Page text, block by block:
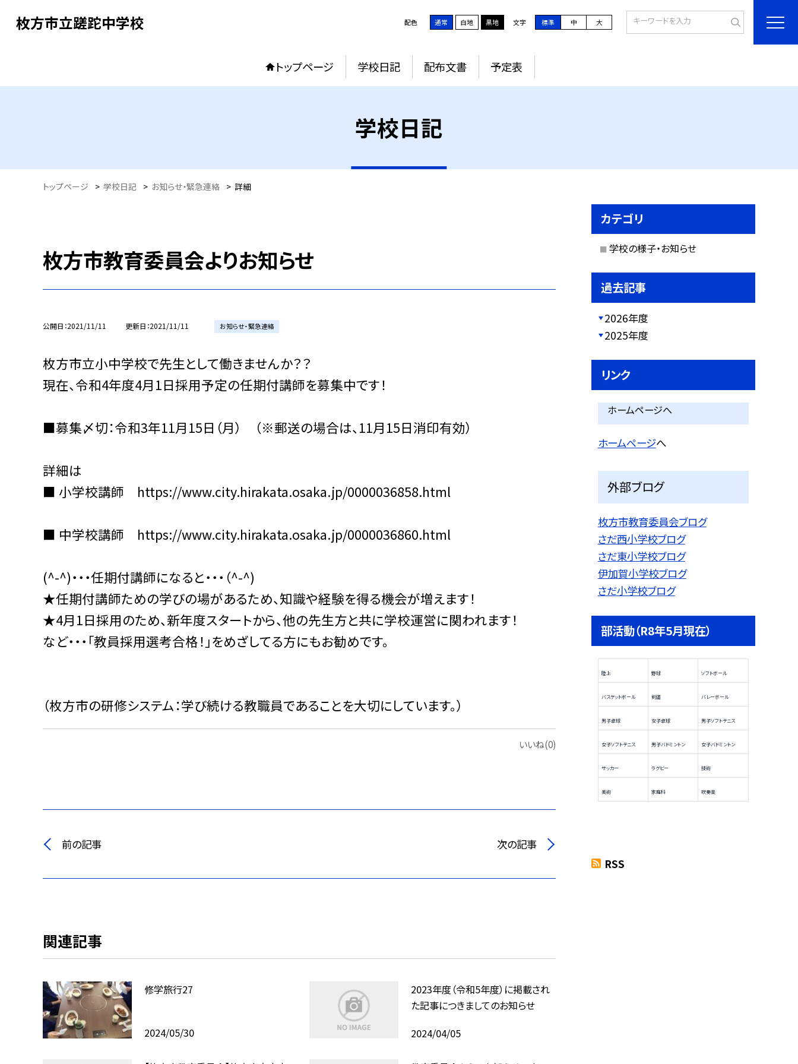
枚方市立蹉跎中学校 配色 通常 白地 黒地 文字 標準 中 大
トップページ 学校日記 配布文書 予定表
学校日記
トップページ > 学校日記 > お知らせ・緊急連絡 > 詳細
枚方市教育委員会よりお知らせ
公開日 2021/11/11 更新日 2021/11/11 お知らせ・緊急連絡
枚方市立小中学校で先生として働きませんか？？
現在、令和4年度4月1日採用予定の任期付講師を募集中です！
■募集〆切：令和3年11月15日（月） （※郵送の場合は、11月15日消印有効）
詳細は
■ 小学校講師 https://www.city.hirakata.osaka.jp/0000036858.html
■ 中学校講師 https://www.city.hirakata.osaka.jp/0000036860.html
(^-^)・・・任期付講師になると・・・（^-^)
★任期付講師ための学びの場があるため、知識や経験を得る機会が増えます！
★4月1日採用のため、新年度スタートから、他の先生方と共に学校運営に関われます！
など・・・「教員採用選考合格！」をめざしてる方にもお勧めです。
（枚方市の研修システム：学び続ける教職員であることを大切にしています。）
いいね(0)
前の記事 次の記事
関連記事
修学旅行27
2024/05/30
2023年度（令和5年度）に掲載され
た記事につきましてのお知らせ
2024/04/05
カテゴリ
学校の様子・お知らせ
過去記事
2026年度
2025年度
リンク
ホームページへ
ホームページへ
外部ブログ
枚方市教育委員会ブログ
さだ西小学校ブログ
さだ東小学校ブログ
伊加賀小学校ブログ
さだ小学校ブログ
部活動（R8年5月現在）
陸上 野球 ソフトボール
バスケットボール 剣道 バレーボール
男子卓球 女子卓球 男子ソフトテニス
女子ソフトテニス 男子バドミントン 女子バドミントン
サッカー ラグビー 技術
美術 家庭科 吹奏楽
RSS